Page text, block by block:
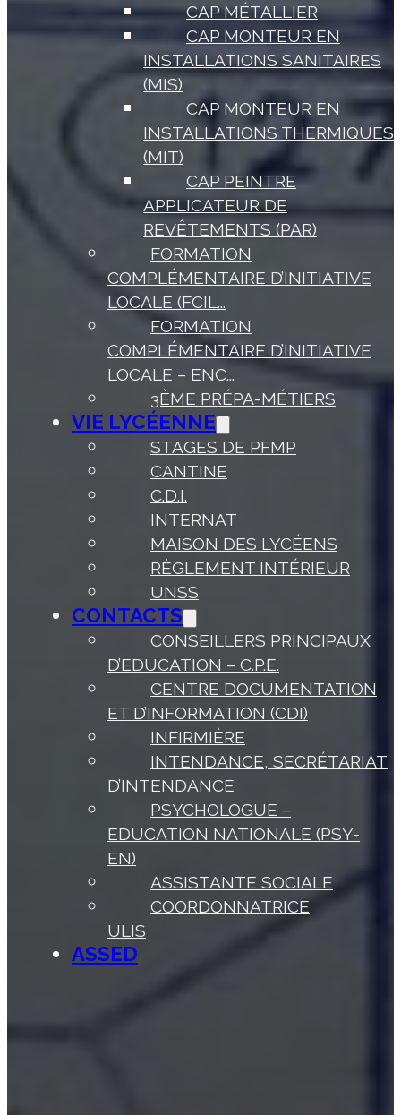
CAP MÉTALLIER
CAP MONTEUR EN
INSTALLATIONS SANITAIRES
(MIS)
CAP MONTEUR EN
INSTALLATIONS THERMIQUES
(MIT)
CAP PEINTRE
APPLICATEUR DE
REVÊTEMENTS (PAR)
FORMATION
COMPLÉMENTAIRE D’INITIATIVE
LOCALE (FCIL...
FORMATION
COMPLÉMENTAIRE D’INITIATIVE
LOCALE – ENC...
3ÈME PRÉPA-MÉTIERS
VIE LYCÉENNE
STAGES DE PFMP
CANTINE
C.D.I.
INTERNAT
MAISON DES LYCÉENS
RÈGLEMENT INTÉRIEUR
UNSS
CONTACTS
CONSEILLERS PRINCIPAUX
D’EDUCATION – C.P.E.
CENTRE DOCUMENTATION
ET D’INFORMATION (CDI)
INFIRMIÈRE
INTENDANCE, SECRÉTARIAT
D’INTENDANCE
PSYCHOLOGUE –
EDUCATION NATIONALE (PSY-
EN)
ASSISTANTE SOCIALE
COORDONNATRICE
ULIS
ASSED